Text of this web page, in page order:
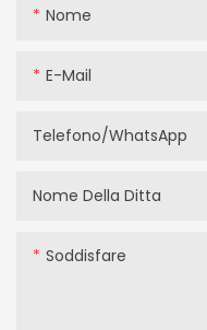
Nome
E-Mail
Telefono/WhatsApp
Nome Della Ditta
Soddisfare